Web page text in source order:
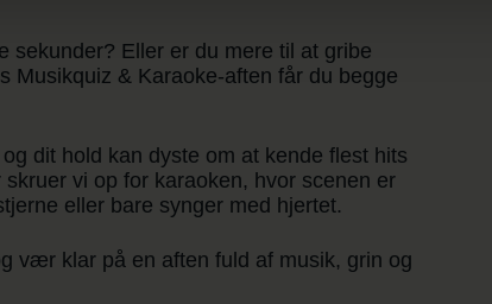
sekunder? Eller er du mere til at gribe
Musikquiz & Karaoke-aften får du begge
dit hold kan dyste om at kende flest hits
vi op for karaoken, hvor scenen er
eller bare synger med hjertet.
vær klar på en aften fuld af musik, grin og